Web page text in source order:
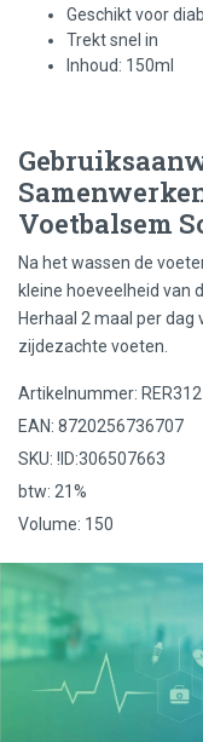
Geschikt voor
Trekt snel in
Inhoud: 150ml
Voetbalsem
Na het wassen de
kleine hoeveelheid van
Herhaal 2 maal per
zijdezachte voeten.
Artikelnummer:
EAN: 8720256736707
SKU: !ID:306507663
btw: 21%
Volume: 150